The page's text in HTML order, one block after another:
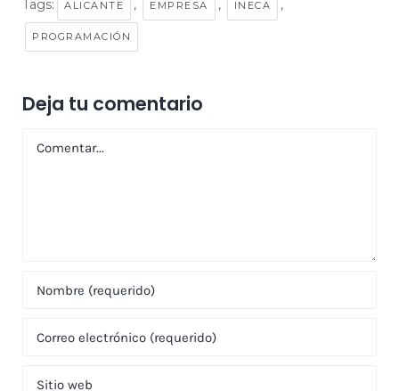
Tags: ALICANTE , EMPRESA , INECA ,
PROGRAMACIÓN
Deja tu comentario
Comentar